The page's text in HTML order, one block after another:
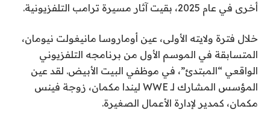
أخرى في عام 2025، بقيت آثار مسيرة ترامب التلفزيونية.
خلال فترة ولايته الأولى، عين أوماروسا مانيغولت نيومان،
المتسابقة في الموسم الأول من برنامجه التلفزيوني
الواقعي “المبتدئ”، في موظفي البيت الأبيض. لقد عين
المؤسس المشارك لـ WWE ليندا مكمان، زوجة فينس
مكمان، كمدير لإدارة الأعمال الصغيرة.